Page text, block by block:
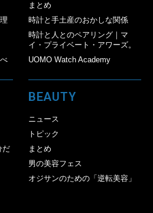
まとめ
時計と手土産のおかしな関係
時計と人とのペアリング｜マ
イ・プライベート・アワーズ。
UOMO Watch Academy
だ
BEAUTY
ニュース
トピック
まとめ
男の美容フェス
オジサンのための「逆転美容」